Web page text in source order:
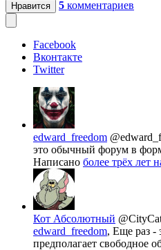
Нравится 5 комментариев
Facebook
Вконтакте
Twitter
edward_freedom
это обычный форум в
Написано более трёх лет
Кот Абсолютный
edward_freedom, Еще раз -
предполагает свободное